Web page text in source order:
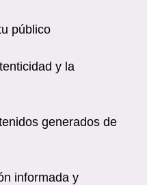
público
y la
generados de
informada y